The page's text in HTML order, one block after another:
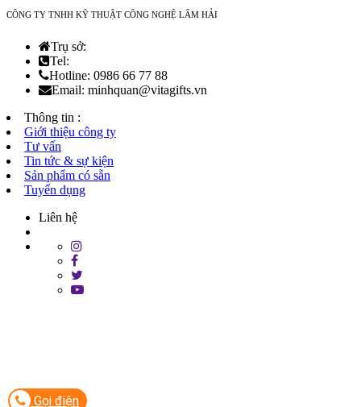
CÔNG TY TNHH KỸ THUẬT CÔNG NGHỆ LÂM HẢI
Trụ sở:
Tel:
Hotline: 0986 66 77 88
Email: minhquan@vitagifts.vn
Thông tin :
Giới thiệu công ty
Tư vấn
Tin tức & sự kiện
Sản phẩm có sẵn
Tuyển dụng
Liên hệ
Gọi điện